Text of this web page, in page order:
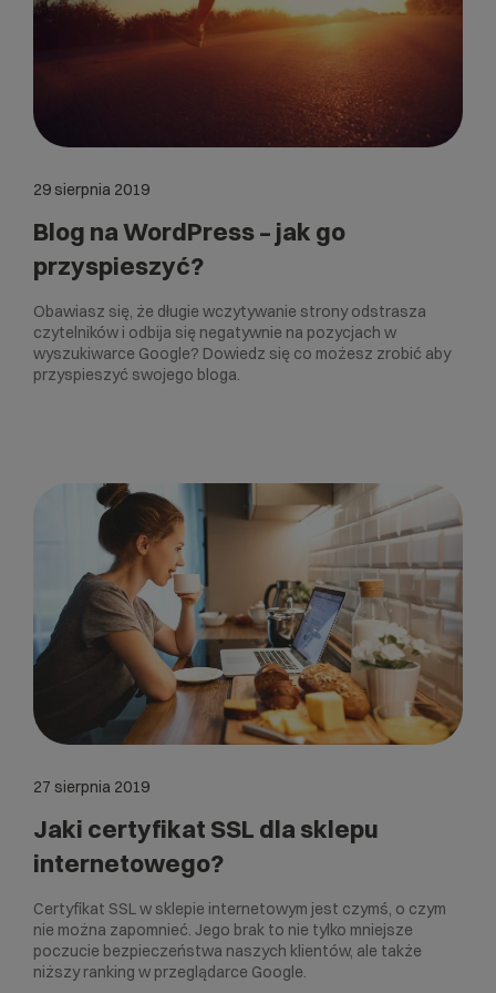
29 sierpnia 2019
Blog na WordPress – jak go
przyspieszyć?
Obawiasz się, że długie wczytywanie strony odstrasza
czytelników i odbija się negatywnie na pozycjach w
wyszukiwarce Google? Dowiedz się co możesz zrobić aby
przyspieszyć swojego bloga.
27 sierpnia 2019
Jaki certyfikat SSL dla sklepu
internetowego?
Certyfikat SSL w sklepie internetowym jest czymś, o czym
nie można zapomnieć. Jego brak to nie tylko mniejsze
poczucie bezpieczeństwa naszych klientów, ale także
niższy ranking w przeglądarce Google.